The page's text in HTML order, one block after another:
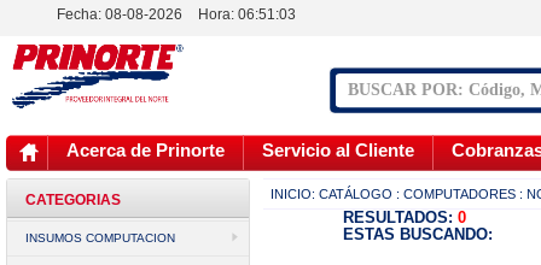
Fecha: 08-08-2026 Hora: 06:51:03
Acerca de Prinorte Servicio al Cliente
CATEGORIAS
INSUMOS COMPUTACION
INICIO: CATÁLOGO : COMPUTADORES :
RESULTADOS: 0
ESTAS BUSCANDO: